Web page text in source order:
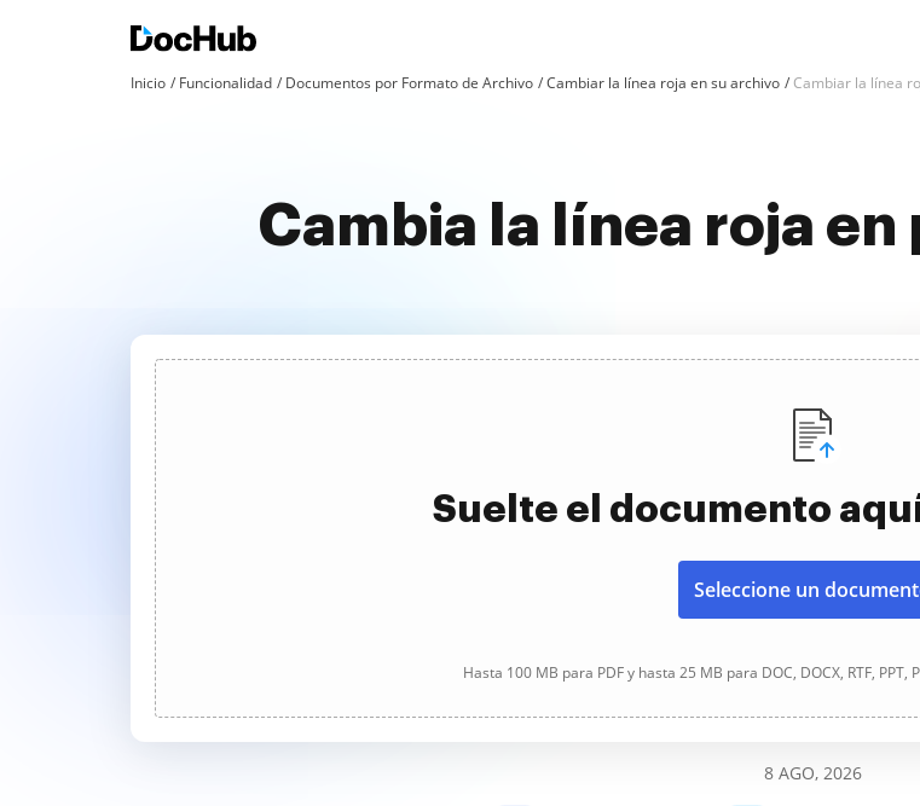
Inicio Funcionalidad Documentos por Formato de Archivo Cambiar la línea roja en su archivo Cambiar la línea
Cambia la línea roja
Suelte el documento
Seleccione un
Hasta 100 MB para PDF y hasta 25 MB para DOC, DOCX, RTF, PPT,
8 AGO, 2026